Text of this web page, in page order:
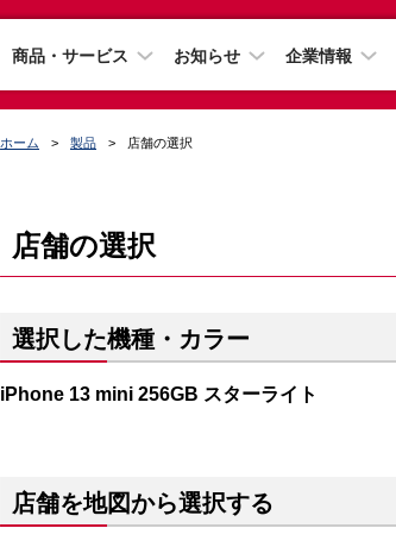
商品・サービス お知らせ 企業情報
ホーム 製品 店舗の選択
店舗の選択
選択した機種・カラー
iPhone 13 mini 256GB スターライト
店舗を地図から選択する